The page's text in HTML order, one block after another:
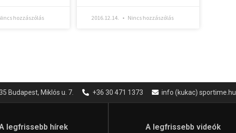
hozzászólás 2016.12.14. Nincs hozzászólás
Budapest, Miklós u. 7. +36 30 471 1373 info (kukac) sportime.hu
legfrissebb hírek A legfrissebb videók